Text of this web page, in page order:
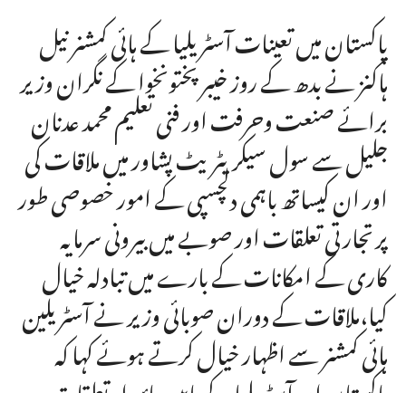
پاکستان میں تعینات آسٹریلیا کے ہائی کمشنر نیل
ہاکنز نے بدھ کے روز خیبر پختونخوا کے نگران وزیر
برائے صنعت وحرفت اور فنی تعلیم محمد عدنان
جلیل سے سول سیکریٹریٹ پشاور میں ملاقات کی
اور ان کیساتھ باہمی دلچسپی کے امور خصوصی طور
پرتجارتی تعلقات اور صوبے میں بیرونی سرمایہ
کاری کے امکانات کے بارے میں تبادلہ خیال
کیا،ملاقات کے دوران صوبائی وزیر نے آسٹریلین
ہائی کمشنر سے اظہار خیال کرتے ہوئے کہا کہ